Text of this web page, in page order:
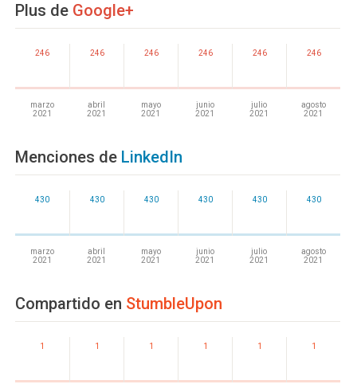
Plus de Google+
246
marzo
2021
246
abril
2021
246
mayo
2021
246
junio
2021
246
julio
2021
246
agosto
2021
Menciones de LinkedIn
430
marzo
2021
430
abril
2021
430
mayo
2021
430
junio
2021
430
julio
2021
430
agosto
2021
Compartido en StumbleUpon
1 1 1 1 1 1